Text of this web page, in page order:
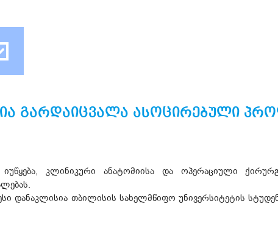
გარდაიცვალა ასოცირებული
კლინიკური ანატომიისა და ოპერაციული
დანაკლისია თბილისის სახელმწიფო უნივერსიტეტის